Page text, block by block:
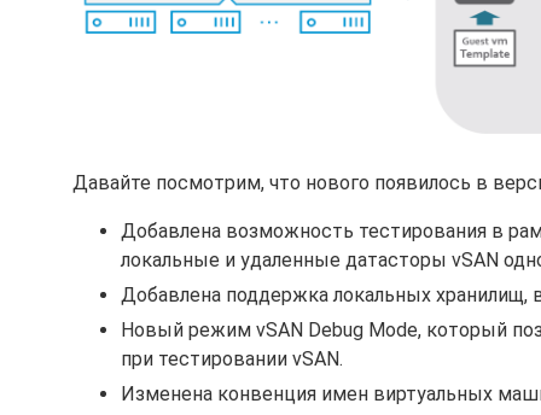
Давайте посмотрим, что нового появилось в
Добавлена возможность тестирования в
локальные и удаленные датасторы vSAN
Добавлена поддержка локальных хранилищ,
Новый режим vSAN Debug Mode, который
при тестировании vSAN.
Изменена конвенция имен виртуальных